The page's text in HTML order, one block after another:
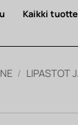
Kaikki
/ LIPASTOT